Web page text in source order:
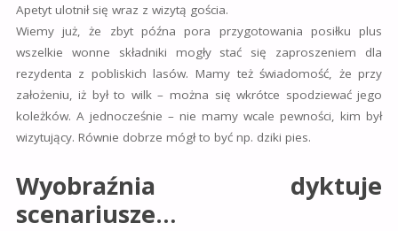
Apetyt ulotnił się wraz z wizytą gościa.
Wiemy już, że zbyt późna pora przygotowania posiłku plus
wszelkie wonne składniki mogły stać się zaproszeniem dla
rezydenta z pobliskich lasów. Mamy też świadomość, że przy
założeniu, iż był to wilk – można się wkrótce spodziewać jego
koleżków. A jednocześnie – nie mamy wcale pewności, kim był
wizytujący. Równie dobrze mógł to być np. dziki pies.
Wyobraźnia dyktuje
scenariusze…